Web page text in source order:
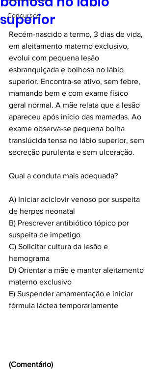
Concursos
superior
Recém-nascido a termo, 3 dias de vida,
em aleitamento materno exclusivo,
evolui com pequena lesão
esbranquiçada e bolhosa no lábio
superior. Encontra-se ativo, sem febre,
mamando bem e com exame físico
geral normal. A mãe relata que a lesão
apareceu após início das mamadas. Ao
exame observa-se pequena bolha
translúcida tensa no lábio superior, sem
secreção purulenta e sem ulceração.
Qual a conduta mais adequada?
A) Iniciar aciclovir venoso por suspeita
de herpes neonatal
B) Prescrever antibiótico tópico por
suspeita de impetigo
C) Solicitar cultura da lesão e
hemograma
D) Orientar a mãe e manter aleitamento
materno exclusivo
E) Suspender amamentação e iniciar
fórmula láctea temporariamente
(Comentário)